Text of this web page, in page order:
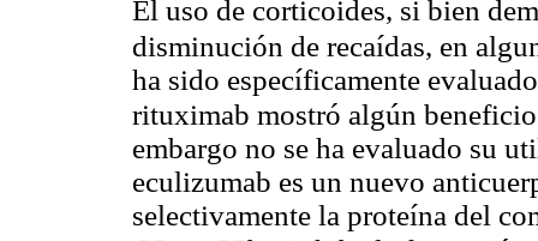
El uso de corticoides, si bien
disminución de recaídas, en
ha sido específicamente
rituximab mostró algún
embargo no se ha evaluado su
eculizumab es un nuevo
selectivamente la proteína del